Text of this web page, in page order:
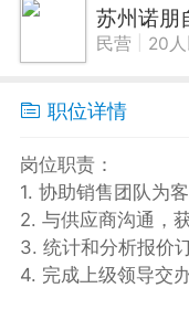
苏州诺朋
民营 20
职位详情
岗位职责：
1. 协助销售团队为
2. 与供应商沟通，
3. 统计和分析报价
4. 完成上级领导交